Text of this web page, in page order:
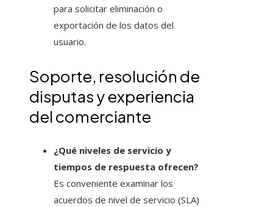
para solicitar eliminación o
exportación de los datos del
usuario.
Soporte, resolución de
disputas y experiencia
del comerciante
¿Qué niveles de servicio y
tiempos de respuesta ofrecen?
Es conveniente examinar los
acuerdos de nivel de servicio (SLA)